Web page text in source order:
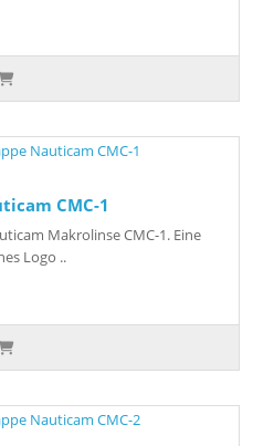
CMC-1
Makrolinse CMC-1. Eine
Logo ..